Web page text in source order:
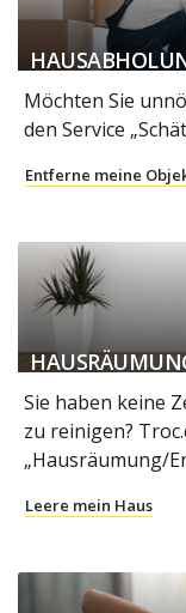
Möchten Sie
den Service
Entferne meine
Sie haben keine
zu reinigen?
„Hausräumung/
Leere mein Haus